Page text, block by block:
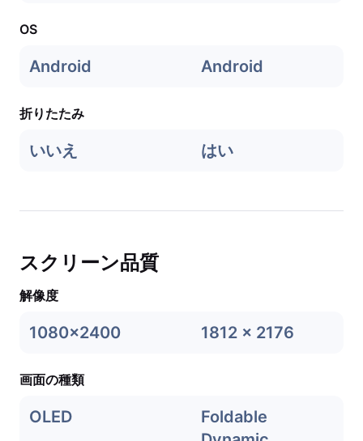
OS
Android Android
折りたたみ
いいえ はい
スクリーン品質
解像度
1080x2400 1812 x 2176
画面の種類
OLED
Foldable